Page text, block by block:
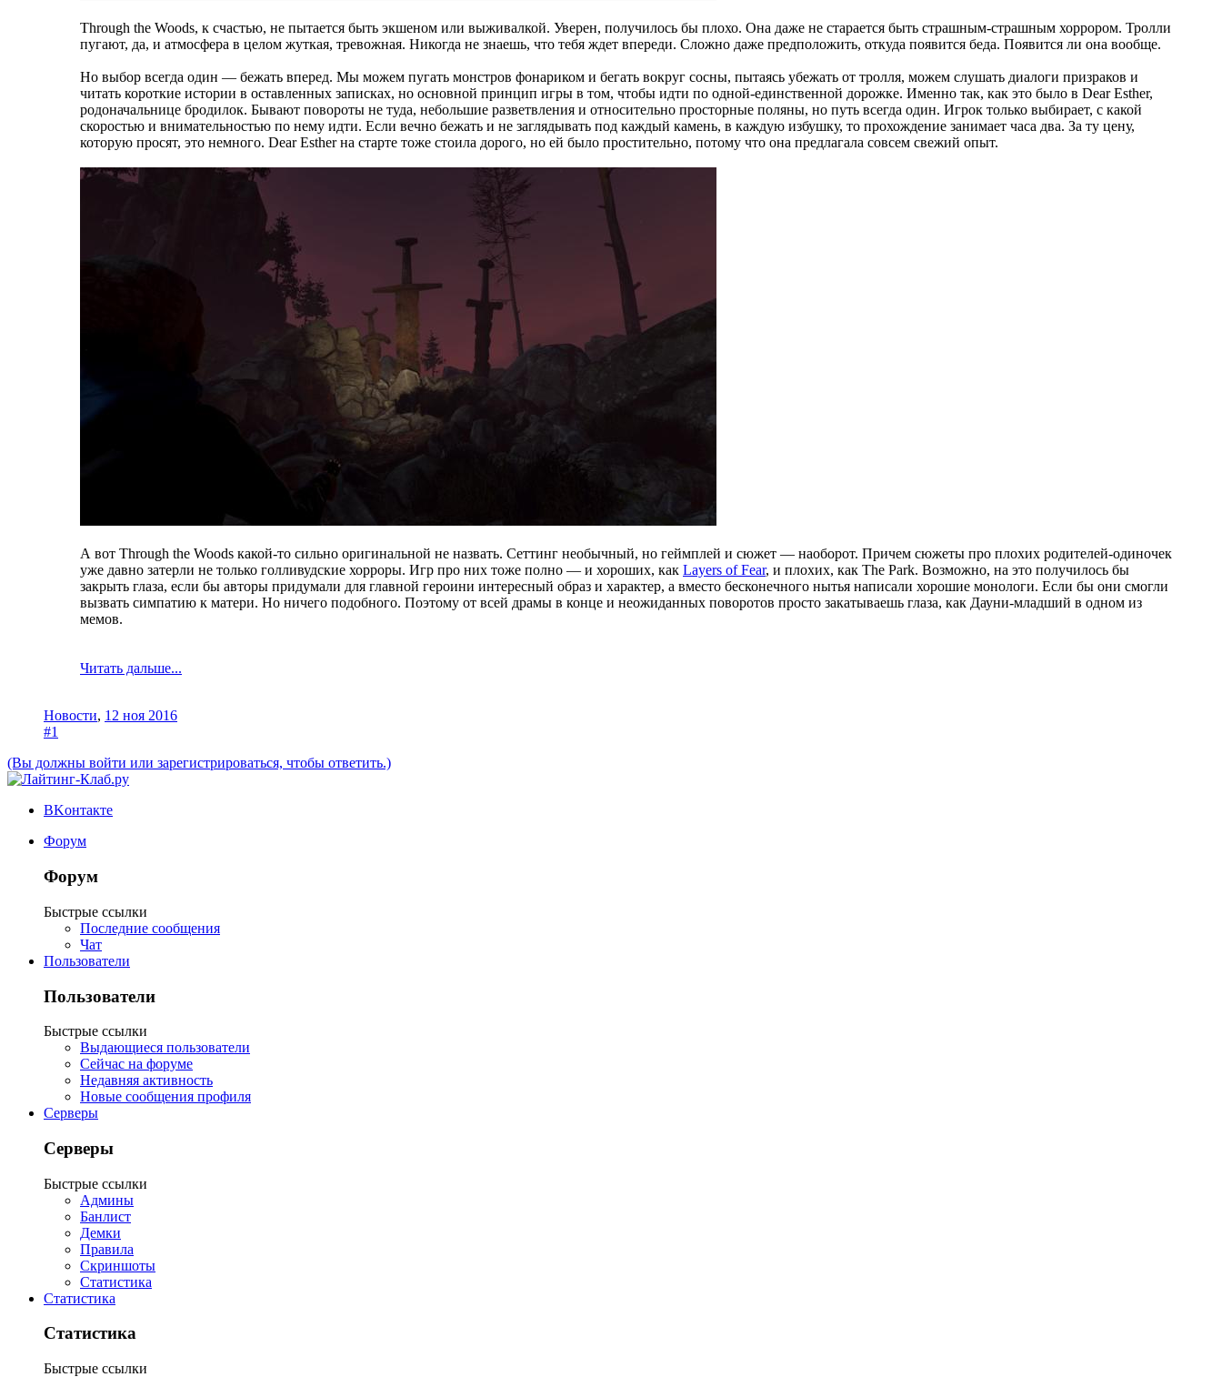
Through the Woods, к счастью, не пытается быть экшеном или выживалкой. Уверен, получилось бы плохо. Она даже не старается быть страшным-страшным хоррором. Тролли
пугают, да, и атмосфера в целом жуткая, тревожная. Никогда не знаешь, что тебя ждет впереди. Сложно даже предположить, откуда появится беда. Появится ли она вообще.
Но выбор всегда один — бежать вперед. Мы можем пугать монстров фонариком и бегать вокруг сосны, пытаясь убежать от тролля, можем слушать диалоги призраков и
читать короткие истории в оставленных записках, но основной принцип игры в том, чтобы идти по одной-единственной дорожке. Именно так, как это было в Dear Esther,
родоначальнице бродилок. Бывают повороты не туда, небольшие разветвления и относительно просторные поляны, но путь всегда один. Игрок только выбирает, с какой
скоростью и внимательностью по нему идти. Если вечно бежать и не заглядывать под каждый камень, в каждую избушку, то прохождение занимает часа два. За ту цену,
которую просят, это немного. Dear Esther на старте тоже стоила дорого, но ей было простительно, потому что она предлагала совсем свежий опыт.
А вот Through the Woods какой-то сильно оригинальной не назвать. Сеттинг необычный, но геймплей и сюжет — наоборот. Причем сюжеты про плохих родителей-одиночек
уже давно затерли не только голливудские хорроры. Игр про них тоже полно — и хороших, как Layers of Fear, и плохих, как The Park. Возможно, на это получилось бы
закрыть глаза, если бы авторы придумали для главной героини интересный образ и характер, а вместо бесконечного нытья написали хорошие монологи. Если бы они смогли
вызвать симпатию к матери. Но ничего подобного. Поэтому от всей драмы в конце и неожиданных поворотов просто закатываешь глаза, как Дауни-младший в одном из
мемов.
Читать дальше...
Новости, 12 ноя 2016
#1
(Вы должны войти или зарегистрироваться, чтобы ответить.)
ВKонтакте
Форум
Форум
Быстрые ссылки
Последние сообщения
Чат
Пользователи
Пользователи
Быстрые ссылки
Выдающиеся пользователи
Сейчас на форуме
Недавняя активность
Новые сообщения профиля
Серверы
Серверы
Быстрые ссылки
Админы
Банлист
Демки
Правила
Скриншоты
Статистика
Статистика
Статистика
Быстрые ссылки